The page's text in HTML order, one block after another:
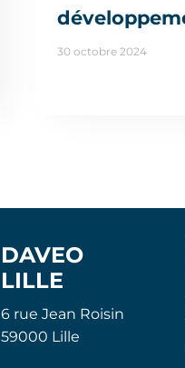
30 octobre 2024
DAVEO
LILLE
6 rue Jean Roisin
59000 Lille